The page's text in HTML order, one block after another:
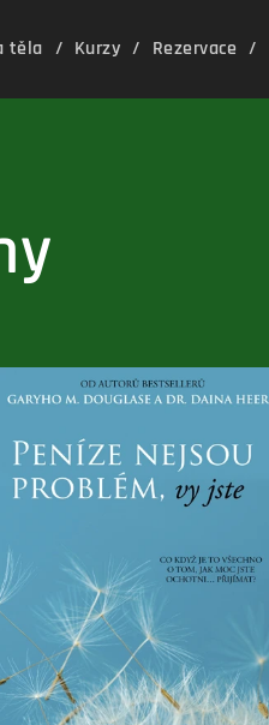
těla Kurzy Rezervace